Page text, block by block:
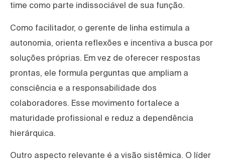
time como parte indissociável de sua função.
Como facilitador, o gerente de linha estimula a
autonomia, orienta reflexões e incentiva a busca por
soluções próprias. Em vez de oferecer respostas
prontas, ele formula perguntas que ampliam a
consciência e a responsabilidade dos
colaboradores. Esse movimento fortalece a
maturidade profissional e reduz a dependência
hierárquica.
Outro aspecto relevante é a visão sistêmica. O líder